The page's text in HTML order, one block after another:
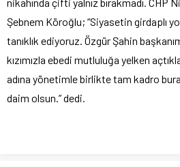
Şebnem Köroğlu; “Siyasetin girdaplı
tanıklık ediyoruz. Özgür Şahin
kızımızla ebedi mutluluğa yelken
adına yönetimle birlikte tam kadro
daim olsun.” dedi.